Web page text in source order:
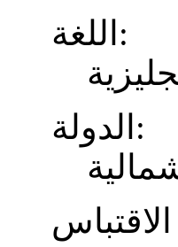
اللغة:
الدولة: